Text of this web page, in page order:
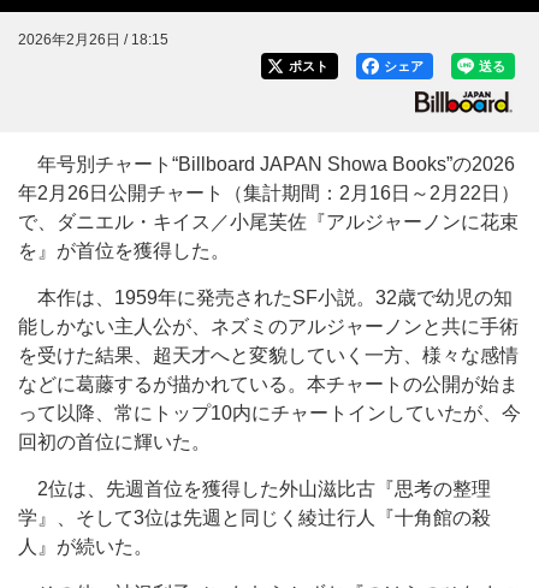
2026年2月26日 / 18:15
送る
シェア
ポスト
年号別チャート“Billboard JAPAN Showa Books”の2026
年2月26日公開チャート（集計期間：2月16日～2月22日）
で、ダニエル・キイス／小尾芙佐『アルジャーノンに花束
を』が首位を獲得した。
本作は、1959年に発売されたSF小説。32歳で幼児の知
能しかない主人公が、ネズミのアルジャーノンと共に手術
を受けた結果、超天才へと変貌していく一方、様々な感情
などに葛藤するが描かれている。本チャートの公開が始ま
って以降、常にトップ10内にチャートインしていたが、今
回初の首位に輝いた。
2位は、先週首位を獲得した外山滋比古『思考の整理
学』、そして3位は先週と同じく綾辻行人『十角館の殺
人』が続いた。